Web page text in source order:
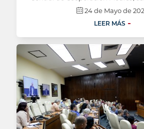
24 de Mayo de
LEER MÁS